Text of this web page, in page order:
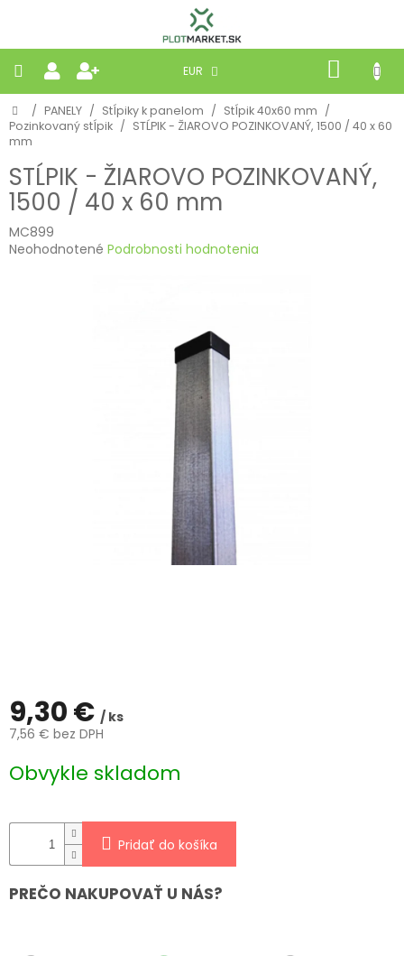
EUR
KOŠÍK
PLETIVÁ
PANELY
BRÁNY
MOBILNÉ
Domov
/ PANELY / Stĺpiky k panelom / Stĺpik 40x60 mm /
Pozinkovaný stĺpik / STĹPIK - ŽIAROVO POZINKOVANÝ, 1500 / 40 x 60
mm
STĹPIK - ŽIAROVO POZINKOVANÝ,
1500 / 40 x 60 mm
MC899
Priemerné
Neohodnotené Podrobnosti hodnotenia
9,30 € / ks
7,56 € bez DPH
cena:
Obvykle skladom
Pridať do košíka
PREČO NAKUPOVAŤ U NÁS?